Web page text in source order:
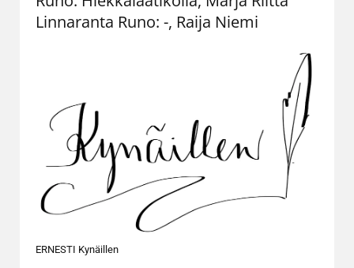
Linnaranta Runo: -, Raija Niemi
ERNESTI Kynäillen